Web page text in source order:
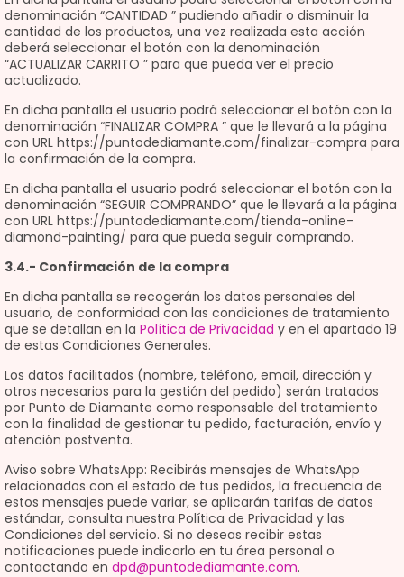
denominación “CANTIDAD ” pudiendo añadir o disminuir la
cantidad de los productos, una vez realizada esta acción
deberá seleccionar el botón con la denominación
“ACTUALIZAR CARRITO ” para que pueda ver el precio
actualizado.
En dicha pantalla el usuario podrá seleccionar el botón con la
denominación “FINALIZAR COMPRA ” que le llevará a la página
con URL https://puntodediamante.com/finalizar-compra para
la confirmación de la compra.
En dicha pantalla el usuario podrá seleccionar el botón con la
denominación “SEGUIR COMPRANDO” que le llevará a la página
con URL https://puntodediamante.com/tienda-online-
diamond-painting/ para que pueda seguir comprando.
3.4.- Confirmación de la compra
En dicha pantalla se recogerán los datos personales del
usuario, de conformidad con las condiciones de tratamiento
que se detallan en la Política de Privacidad y en el apartado 19
de estas Condiciones Generales.
Los datos facilitados (nombre, teléfono, email, dirección y
otros necesarios para la gestión del pedido) serán tratados
por Punto de Diamante como responsable del tratamiento
con la finalidad de gestionar tu pedido, facturación, envío y
atención postventa.
Aviso sobre WhatsApp: Recibirás mensajes de WhatsApp
relacionados con el estado de tus pedidos, la frecuencia de
estos mensajes puede variar, se aplicarán tarifas de datos
estándar, consulta nuestra Política de Privacidad y las
Condiciones del servicio. Si no deseas recibir estas
notificaciones puede indicarlo en tu área personal o
contactando en dpd@puntodediamante.com.